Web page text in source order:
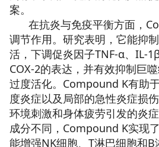
案。
在抗炎与免疫平衡方面，
调节作用。研究表明，它能抑
活，下调促炎因子TNF-α、IL-
COX-2的表达，并有效抑制巨
过度活化。Compound K有助
度炎症以及局部的急性炎症损
环境刺激和身体疲劳引发的炎
成分不同，Compound K实现
能增强NK细胞、T淋巴细胞和